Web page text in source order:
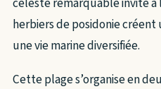
herbiers de posidonie
une vie marine diversifiée.
Cette plage s’organise en